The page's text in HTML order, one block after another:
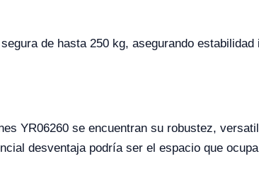
de hasta 250 kg, asegurando
YR06260 se encuentran su robustez,
desventaja podría ser el espacio que